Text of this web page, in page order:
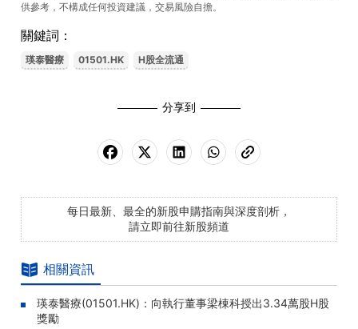
供參考，不構成任何投資建議，交易風險自擔。
關鍵詞：
瑛泰醫療 01501.HK H股全流通
分享到
每日最新、最全的新股申購指南與深度剖析，
請立即前往新股頻道
相關資訊
瑛泰醫療(01501.HK)：向執行董事梁棟科授出3.34萬股H股
獎勵